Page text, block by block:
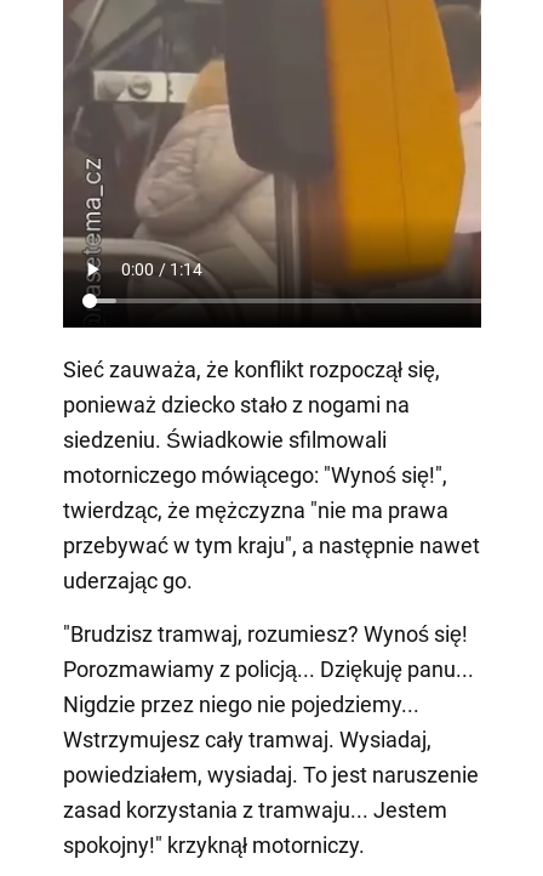
Sieć zauważa, że konflikt rozpoczął się,
ponieważ dziecko stało z nogami na
siedzeniu. Świadkowie sfilmowali
motorniczego mówiącego: "Wynoś się!",
twierdząc, że mężczyzna "nie ma prawa
przebywać w tym kraju", a następnie nawet
uderzając go.
"Brudzisz tramwaj, rozumiesz? Wynoś się!
Porozmawiamy z policją... Dziękuję panu...
Nigdzie przez niego nie pojedziemy...
Wstrzymujesz cały tramwaj. Wysiadaj,
powiedziałem, wysiadaj. To jest naruszenie
zasad korzystania z tramwaju... Jestem
spokojny!" krzyknął motorniczy.